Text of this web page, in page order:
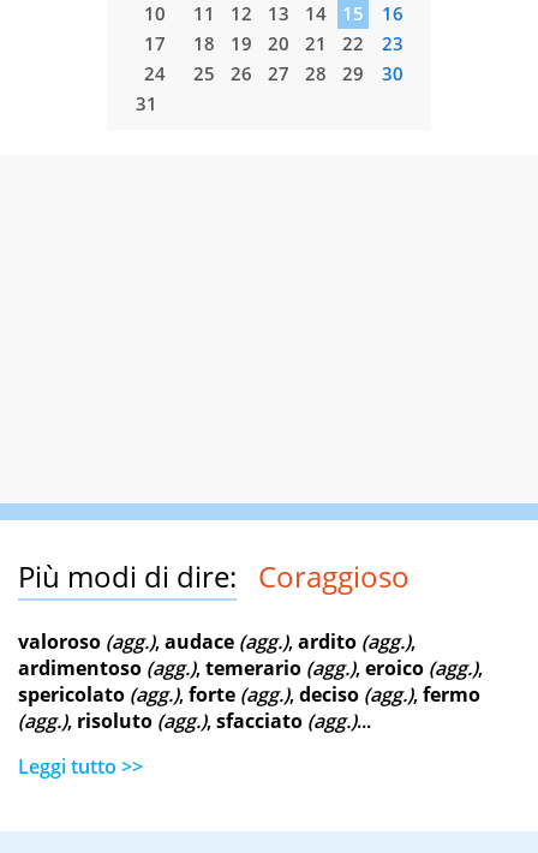
10
11 12 13 14 15
16
17
18 19 20 21 22
23
24
25 26 27 28 29
30
31
Più modi di dire: Coraggioso
valoroso (agg.),audace (agg.),ardito (agg.),
ardimentoso (agg.),temerario (agg.),eroico (agg.),
spericolato (agg.),forte (agg.),deciso (agg.),fermo
(agg.), risoluto (agg.),sfacciato (agg.)...
Leggi tutto >>